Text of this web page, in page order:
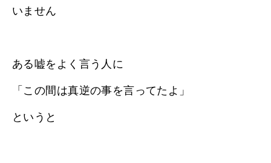
いません
ある嘘をよく言う人に
「この間は真逆の事を言ってたよ」
というと